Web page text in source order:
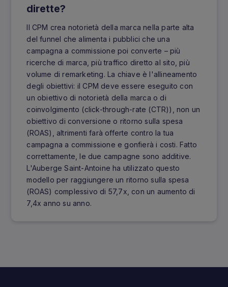
dirette?
Il CPM crea notorietà della marca nella parte alta
del funnel che alimenta i pubblici che una
campagna a commissione poi converte – più
ricerche di marca, più traffico diretto al sito, più
volume di remarketing. La chiave è l'allineamento
degli obiettivi: il CPM deve essere eseguito con
un obiettivo di notorietà della marca o di
coinvolgimento (click-through-rate (CTR)), non un
obiettivo di conversione o ritorno sulla spesa
(ROAS), altrimenti farà offerte contro la tua
campagna a commissione e gonfierà i costi. Fatto
correttamente, le due campagne sono additive.
L'Auberge Saint-Antoine ha utilizzato questo
modello per raggiungere un ritorno sulla spesa
(ROAS) complessivo di 57,7x, con un aumento di
7,4x anno su anno.